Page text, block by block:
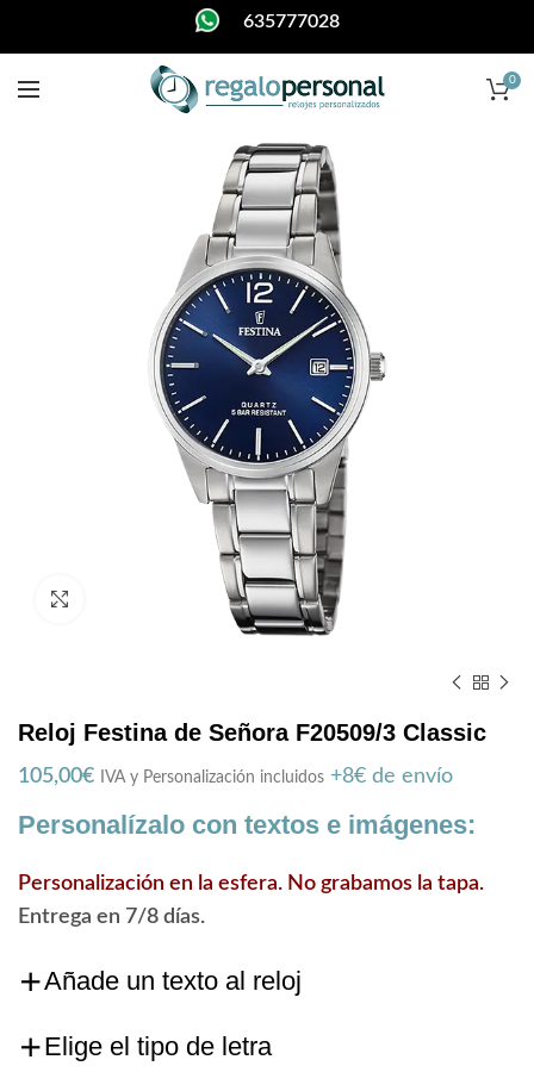
635777028
0
Reloj Festina de Señora F20509/3 Classic
105,00€ IVA y Personalización incluidos +8€ de envío
Personalízalo con textos e imágenes:
Personalización en la esfera. No grabamos la tapa.
Entrega en 7/8 días.
Añade un texto al reloj
Elige el tipo de letra